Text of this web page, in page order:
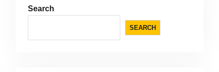
Search
SEARCH